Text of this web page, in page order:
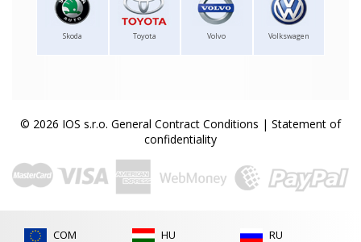
Skoda Toyota Volvo Volkswagen
© 2026 IOS s.r.o. General Contract Conditions | Statement of
confidentiality
COM HU RU